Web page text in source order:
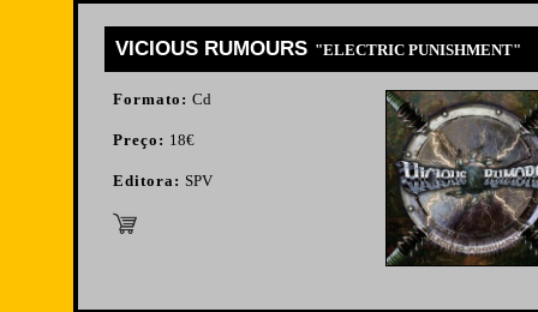
VICIOUS RUMOURS "ELECTRIC PUNISHMENT"
Formato: Cd
Preço: 18€
Editora: SPV